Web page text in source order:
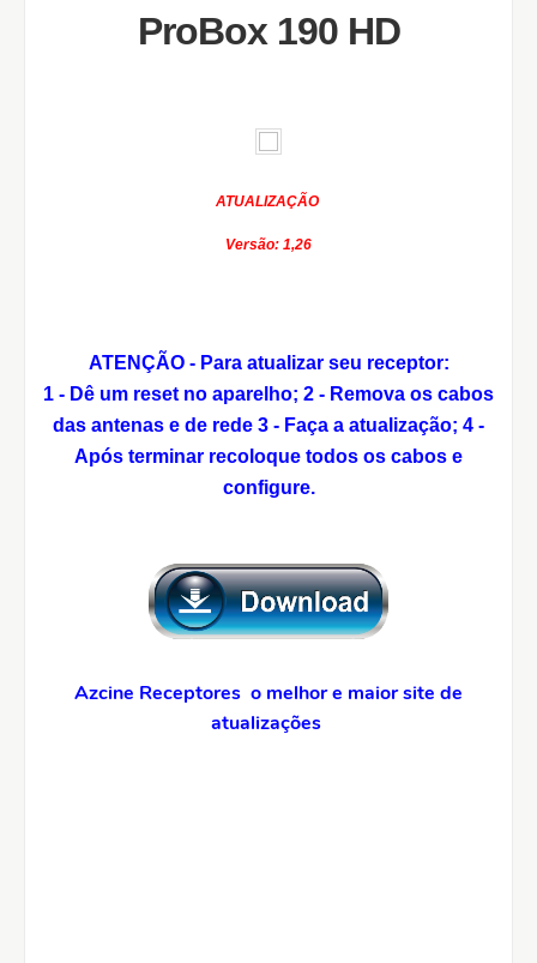
ProBox 190 HD
ATUALIZAÇÃO
Versão: 1,26
ATENÇÃO - Para atualizar seu receptor:
1 - Dê um reset no aparelho; 2 - Remova os cabos
das antenas e de rede 3 - Faça a atualização; 4 -
Após terminar recoloque todos os cabos e
configure.
Azcine Receptores o melhor e maior site de
atualizações